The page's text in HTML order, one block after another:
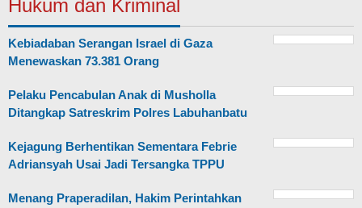
Hukum dan Kriminal
Kebiadaban Serangan Israel di Gaza
Menewaskan 73.381 Orang
Pelaku Pencabulan Anak di Musholla
Ditangkap Satreskrim Polres Labuhanbatu
Kejagung Berhentikan Sementara Febrie
Adriansyah Usai Jadi Tersangka TPPU
Menang Praperadilan, Hakim Perintahkan